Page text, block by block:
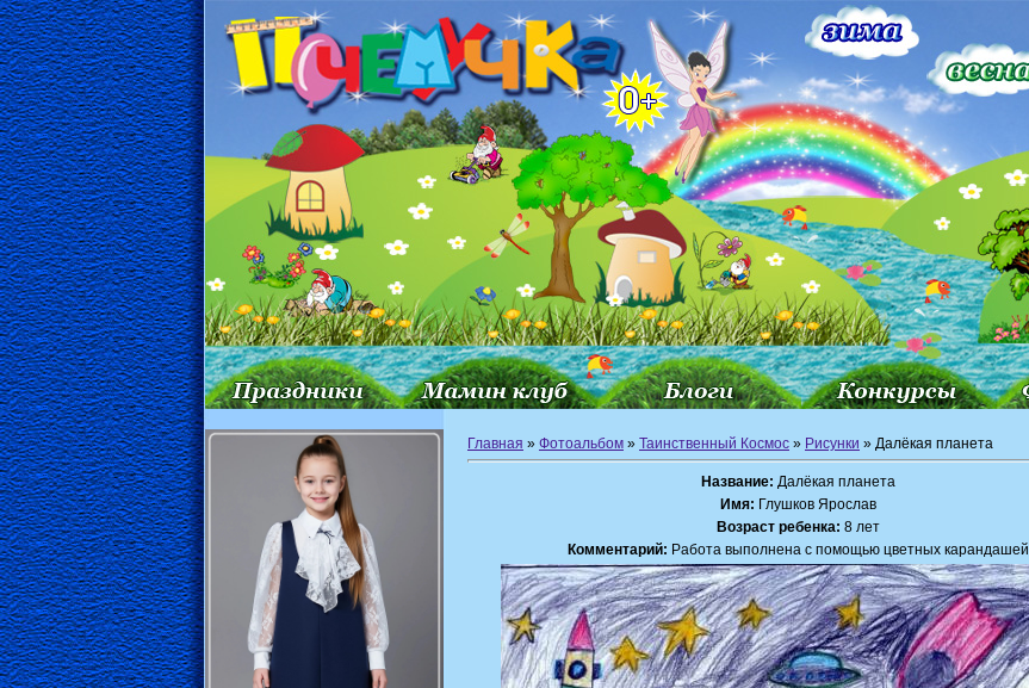
Главная » Фотоальбом » Таинственный Космос » Рисунки » Далёкая планета
Название: Далёкая планета
Имя: Глушков Ярослав
Возраст ребенка: 8 лет
Комментарий: Работа выполнена с помощью цветных карандашей